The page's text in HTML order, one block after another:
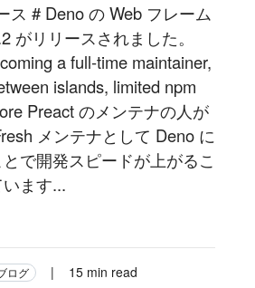
ス # Deno の Web フレーム
がリリースされました。
a full-time maintainer,
islands, limited npm
Preact のメンテナの人が
メンテナとして Deno に
で開発スピードが上がるこ
ます...
ログ |
15 min read